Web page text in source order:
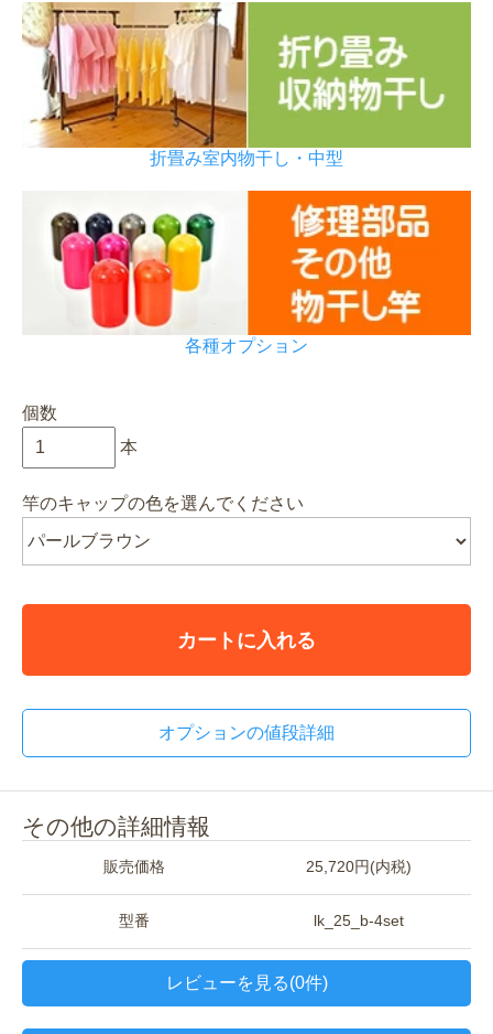
折畳み室内物干し・中型
各種オプション
個数
本
竿のキャップの色を選んでください
カートに入れる
オプションの値段詳細
その他の詳細情報
販売価格 25,720円(内税)
型番 lk_25_b-4set
レビューを見る(0件)